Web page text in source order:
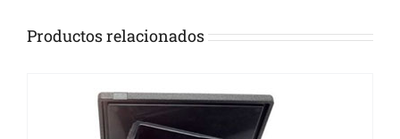
Productos relacionados